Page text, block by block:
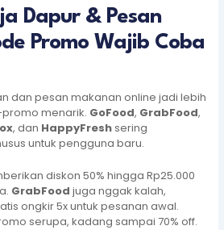
Dapur & Pesan
Promo Wajib Coba
dan pesan makanan online jadi lebih
menarik. GoFood, GrabFood,
, dan HappyFreshsering
untuk pengguna baru.
diskon 50% hingga Rp25.000
GrabFood juga nggak kalah,
ongkir 5x untuk pesanan awal.
serupa, kadang sampai 70% off.